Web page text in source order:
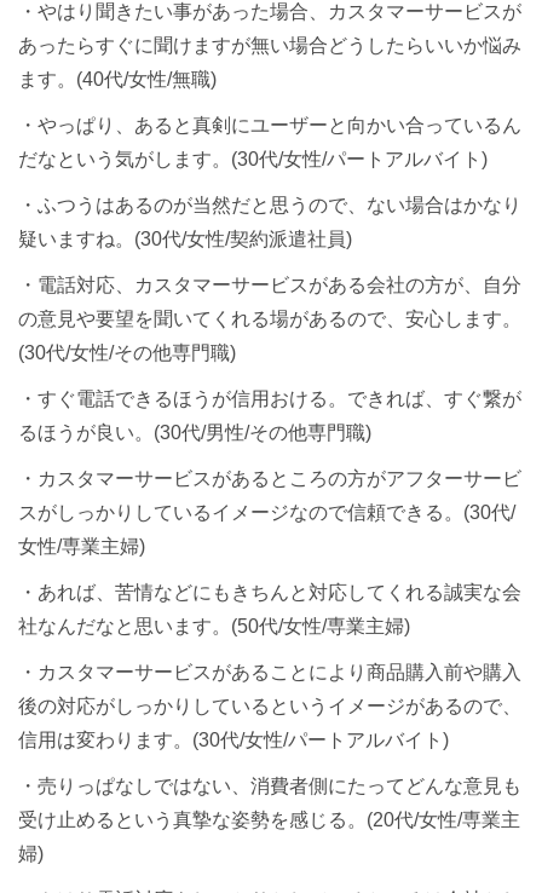
・やはり聞きたい事があった場合、カスタマーサービスが
あったらすぐに聞けますが無い場合どうしたらいいか悩み
ます。(40代/女性/無職)
・やっぱり、あると真剣にユーザーと向かい合っているん
だなという気がします。(30代/女性/パートアルバイト)
・ふつうはあるのが当然だと思うので、ない場合はかなり
疑いますね。(30代/女性/契約派遣社員)
・電話対応、カスタマーサービスがある会社の方が、自分
の意見や要望を聞いてくれる場があるので、安心します。
(30代/女性/その他専門職)
・すぐ電話できるほうが信用おける。できれば、すぐ繋が
るほうが良い。(30代/男性/その他専門職)
・カスタマーサービスがあるところの方がアフターサービ
スがしっかりしているイメージなので信頼できる。(30代/
女性/専業主婦)
・あれば、苦情などにもきちんと対応してくれる誠実な会
社なんだなと思います。(50代/女性/専業主婦)
・カスタマーサービスがあることにより商品購入前や購入
後の対応がしっかりしているというイメージがあるので、
信用は変わります。(30代/女性/パートアルバイト)
・売りっぱなしではない、消費者側にたってどんな意見も
受け止めるという真摯な姿勢を感じる。(20代/女性/専業主
婦)